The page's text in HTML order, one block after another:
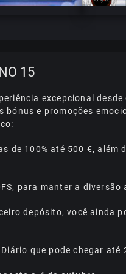
15
excepcional
e promoções
de 100% até 500 €, além
para manter a diversão
depósito, você ainda
quе роdе сhеgаr аté